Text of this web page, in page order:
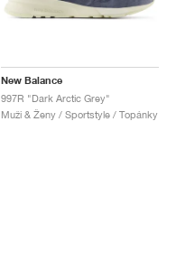
New Balance
997R "Dark Arctic Grey"
Muži & Ženy / Sportstyle / Topánky